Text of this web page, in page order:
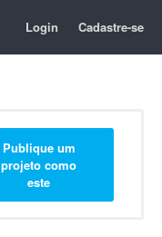
Login Cadastre-se
Publique um
projeto como
este